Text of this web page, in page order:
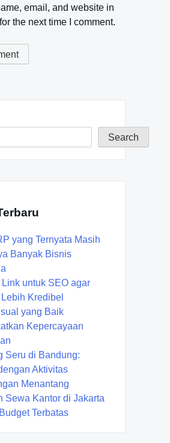
email, and website in
the next time I comment.
Search
yang Ternyata Masih
Banyak Bisnis
Link untuk SEO agar
Kredibel
yang Baik
Kepercayaan
Seru di Bandung:
Aktivitas
Menantang
Sewa Kantor di Jakarta
Terbatas